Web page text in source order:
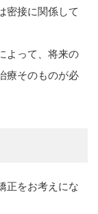
密接に関係して
よって、将来の
療そのものが必
正をお考えにな